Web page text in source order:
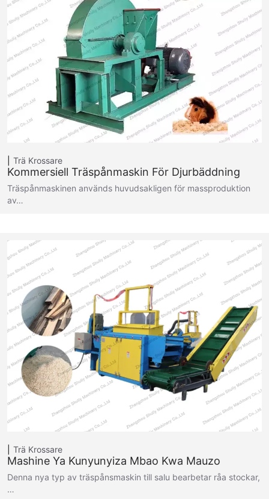
Trä Krossare
Kommersiell Träspånmaskin För Djurbäddning
Träspånmaskinen används huvudsakligen för massproduktion
av…
Trä Krossare
Mashine Ya Kunyunyiza Mbao Kwa Mauzo
Denna nya typ av träspånsmaskin till salu bearbetar råa stockar,
…